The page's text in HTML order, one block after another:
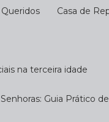
Casa de
na terceira idade
Senhoras: Guia Prático